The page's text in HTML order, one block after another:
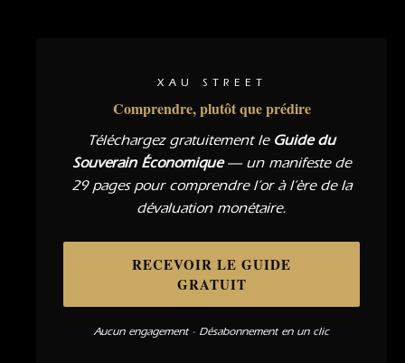
XAU STREET
Comprendre, plutôt que prédire
Téléchargez gratuitement le Guide du
Souverain Économique— un manifeste de
29 pages pour comprendre l’or à l’ère de la
dévaluation monétaire.
RECEVOIR LE GUIDE
GRATUIT
Aucun engagement · Désabonnement en un clic